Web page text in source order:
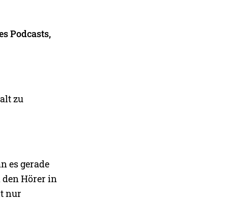
Podcasts,
zu
es gerade
den Hörer in
nur